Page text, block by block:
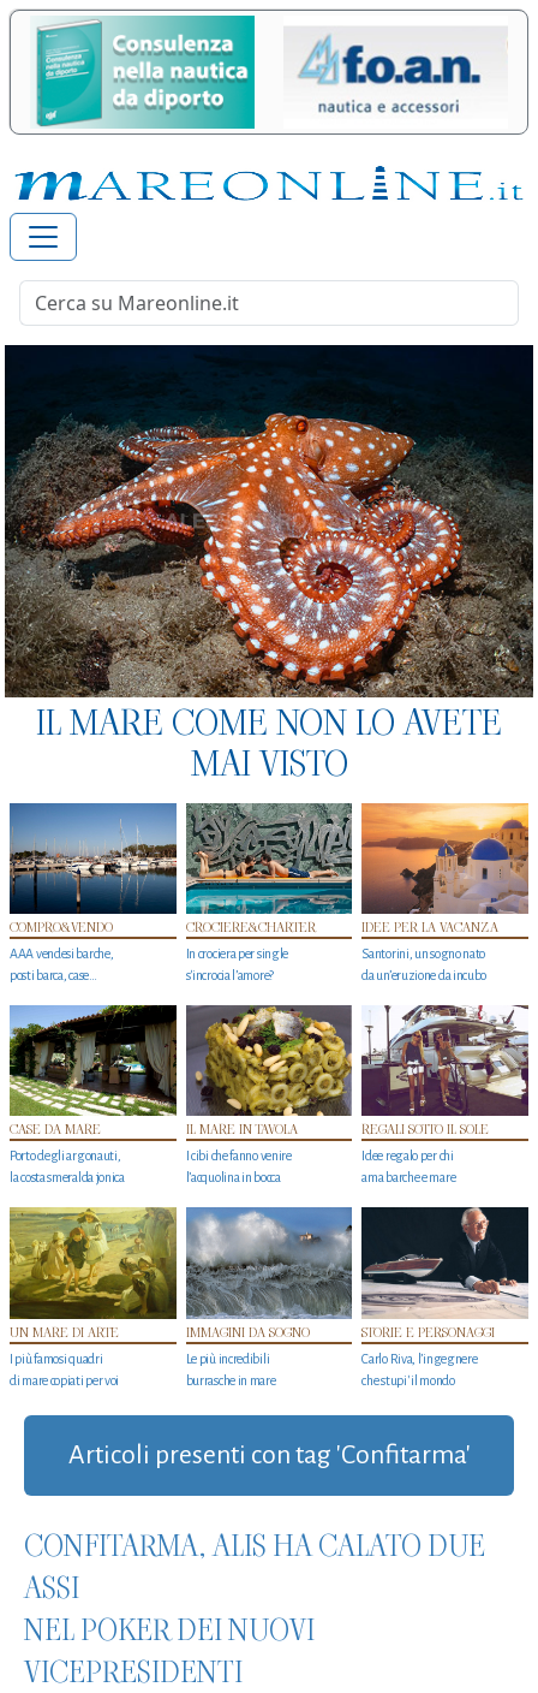
IL MARE COME NON LO AVETE
MAI VISTO
COMPRO&VENDO
AAA vendesi barche,
posti barca, case…
CROCIERE&CHARTER
In crociera per single
s'incrocia l’amore?
IDEE PER LA VACANZA
Santorini, un sogno nato
da un’eruzione da incubo
CASE DA MARE
Porto degli argonauti,
la costa smeralda jonica
IL MARE IN TAVOLA
I cibi che fanno venire
l’acquolina in bocca
REGALI SOTTO IL SOLE
Idee regalo per chi
ama barche e mare
UN MARE DI ARTE
I più famosi quadri
di mare copiati per voi
IMMAGINI DA SOGNO
Le più incredibili
burrasche in mare
STORIE E PERSONAGGI
Carlo Riva, l’ingegnere
che stupi' il mondo
Articoli presenti con tag 'Confitarma'
CONFITARMA, ALIS HA CALATO DUE
ASSI
NEL POKER DEI NUOVI
VICEPRESIDENTI